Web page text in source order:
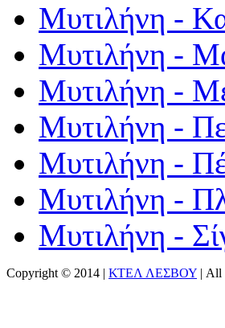
Μυτιλήνη -
Μυτιλήνη -
Μυτιλήνη -
Μυτιλήνη -
Μυτιλήνη -
Μυτιλήνη -
Μυτιλήνη -
Copyright © 2014 | ΚΤΕΛ ΛΕΣΒΟΥ | All